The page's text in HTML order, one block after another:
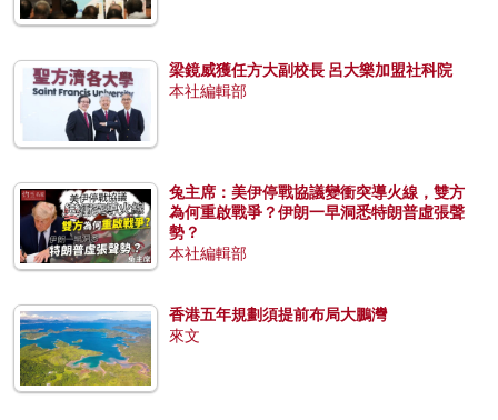
梁鏡威獲任方大副校長 呂大樂加盟社科院
本社編輯部
兔主席：美伊停戰協議變衝突導火線，雙方
為何重啟戰爭？伊朗一早洞悉特朗普虛張聲
勢？
本社編輯部
香港五年規劃須提前布局大鵬灣
來文